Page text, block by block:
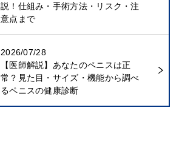
説！仕組み・手術方法・リスク・注
意点まで
2026/07/28
【医師解説】あなたのペニスは正
常？見た目・サイズ・機能から調べ
るペニスの健康診断